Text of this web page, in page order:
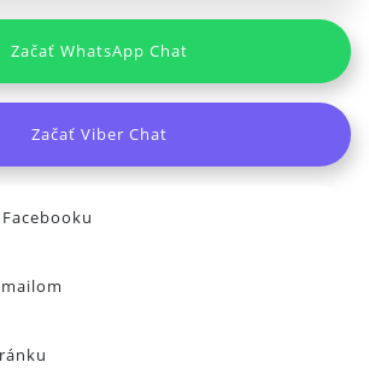
Začať WhatsApp Chat
Začať Viber Chat